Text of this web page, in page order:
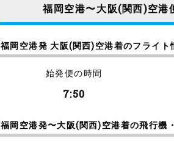
福岡空港〜大阪(関西)空港
福岡空港発 大阪(関西)空港着のフライト
始発便の時間
7:50
福岡空港発〜大阪(関西)空港着の飛行機